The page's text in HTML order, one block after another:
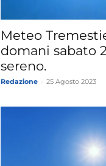
Meteo
domani sabato
sereno.
Redazione 25 Agosto 2023